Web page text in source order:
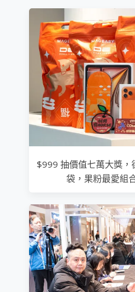
$999 抽價值七萬大獎，
袋，果粉最愛組